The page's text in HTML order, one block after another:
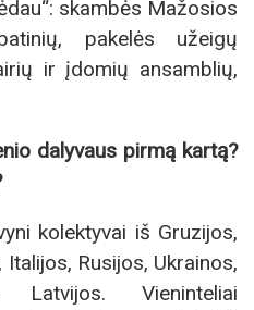
skambės Mažosios
pakelės užeigų
ir įdomių ansamblių,
dalyvaus pirmą kartą?
kolektyvai iš Gruzijos,
Rusijos, Ukrainos,
Latvijos. Vieninteliai